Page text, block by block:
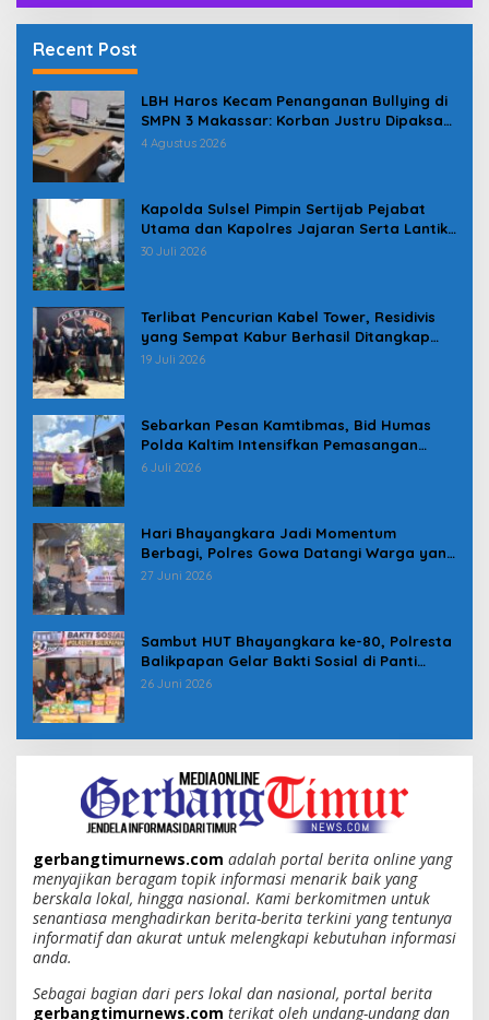
Recent Post
LBH Haros Kecam Penanganan Bullying di
SMPN 3 Makassar: Korban Justru Dipaksa
Pindah
4 Agustus 2026
Kapolda Sulsel Pimpin Sertijab Pejabat
Utama dan Kapolres Jajaran Serta Lantik
Karolog dan Kapolresta Gowa
30 Juli 2026
Terlibat Pencurian Kabel Tower, Residivis
yang Sempat Kabur Berhasil Ditangkap
Tim Gabungan di Jeneponto
19 Juli 2026
Sebarkan Pesan Kamtibmas, Bid Humas
Polda Kaltim Intensifkan Pemasangan
Spanduk serta Pembagian Stiker
6 Juli 2026
Hari Bhayangkara Jadi Momentum
Berbagi, Polres Gowa Datangi Warga yang
Membutuhkan
27 Juni 2026
Sambut HUT Bhayangkara ke-80, Polresta
Balikpapan Gelar Bakti Sosial di Panti
Asuhan Jabal Rahmah
26 Juni 2026
gerbangtimurnews.com adalah portal berita online yang
menyajikan beragam topik informasi menarik baik yang
berskala lokal, hingga nasional. Kami berkomitmen untuk
senantiasa menghadirkan berita-berita terkini yang tentunya
informatif dan akurat untuk melengkapi kebutuhan informasi
anda.
Sebagai bagian dari pers lokal dan nasional, portal berita
gerbangtimurnews.com terikat oleh undang-undang dan